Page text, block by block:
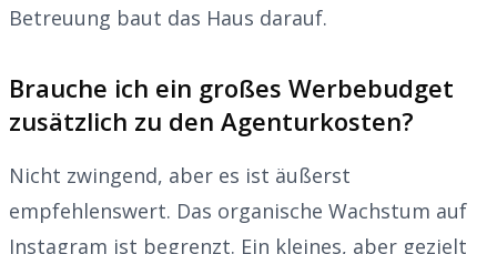
Betreuung baut das Haus darauf.
Brauche ich ein großes Werbebudget
zusätzlich zu den Agenturkosten?
Nicht zwingend, aber es ist äußerst
empfehlenswert. Das organische Wachstum auf
Instagram ist begrenzt. Ein kleines, aber gezielt